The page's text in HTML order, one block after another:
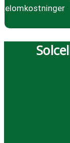
elomkostninger